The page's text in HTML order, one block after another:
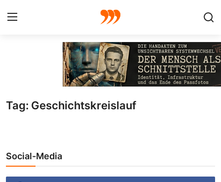
Galerie
Redaktion
Tag: Geschichtskreislauf
Social-Media